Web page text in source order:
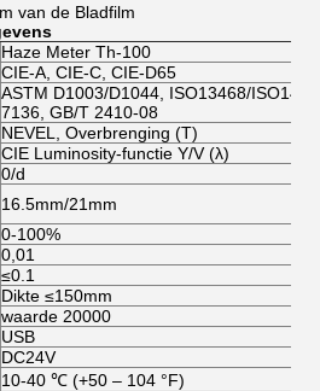
van de Bladfilm
Haze Meter Th-100
CIE-A, CIE-C, CIE-D65
ASTM D1003/D1044, ISO13468/
7136, GB/T 2410-08
NEVEL, Overbrenging (T)
CIE Luminosity-functie Y/V (λ)
0/d
16.5mm/21mm
0-100%
0,01
≤0.1
Dikte ≤150mm
waarde 20000
USB
DC24V
10-40 ℃ (+50 – 104 °F)